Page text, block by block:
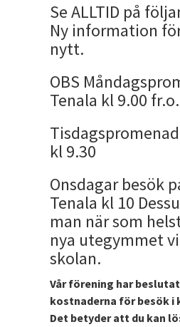
Se ALLTID på
Ny information
nytt.
OBS
Tenala kl 9.00
kl 9.30
Onsdagar besök
Tenala kl 10
man när som
nya utegymmet
skolan.
Vår förening har
kostnaderna för besök i
Det betyder att du kan